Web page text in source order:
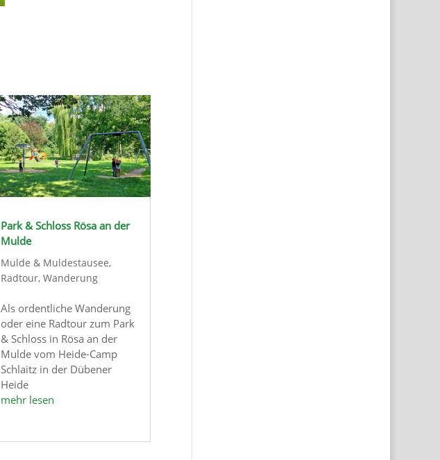
Park & Schloss Rösa an der
Mulde
Mulde & Muldestausee,
Radtour,Wanderung
Als ordentliche Wanderung
oder eine Radtour zum Park
& Schloss in Rösa an der
Mulde vom Heide-Camp
Schlaitz in der Dübener
Heide
mehr lesen